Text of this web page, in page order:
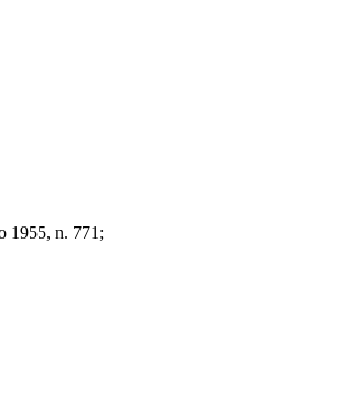
1955, n. 771;